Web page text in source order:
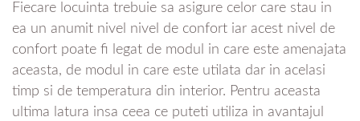
Fiecare locuinta trebuie sa asigure celor care stau in
ea un anumit nivel nivel de confort iar acest nivel de
confort poate fi legat de modul in care este amenajata
aceasta, de modul in care este utilata dar in acelasi
timp si de temperatura din interior. Pentru aceasta
ultima latura insa ceea ce puteti utiliza in avantajul